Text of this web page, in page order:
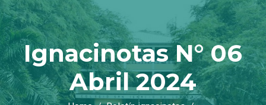
Ignacinotas N° 06
Abril 2024